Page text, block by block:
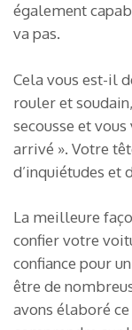
également
va pas.
Cela vous est-il
rouler et
secousse et vous
arrivé ». Votre
d’inquiétudes et
La meilleure
confier votre
confiance pour
être de
avons élaboré